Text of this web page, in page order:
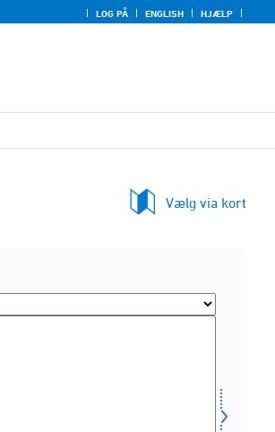
LOG PÅ ENGLISH HJÆLP
Vælg via kort